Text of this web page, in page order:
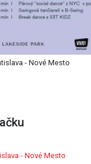
- Nové Mesto
- Nové Mesto